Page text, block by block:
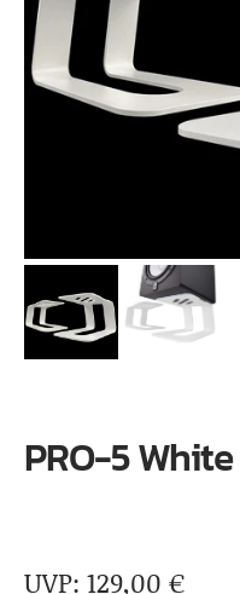
PRO-5 White
129,00 €